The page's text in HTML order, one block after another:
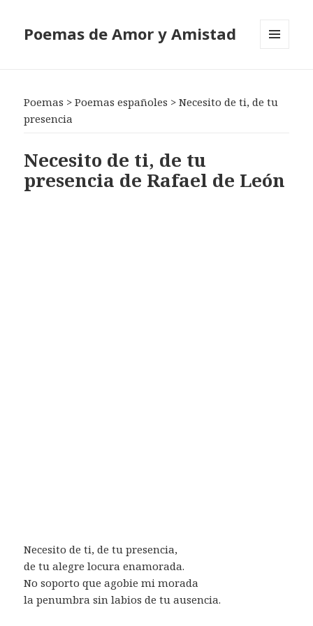
Poemas de Amor y Amistad
Poemas >Poemas españoles >Necesito de ti, de tu
presencia
Necesito de ti, de tu
presencia de Rafael de León
Necesito de ti, de tu presencia,
de tu alegre locura enamorada.
No soporto que agobie mi morada
la penumbra sin labios de tu ausencia.